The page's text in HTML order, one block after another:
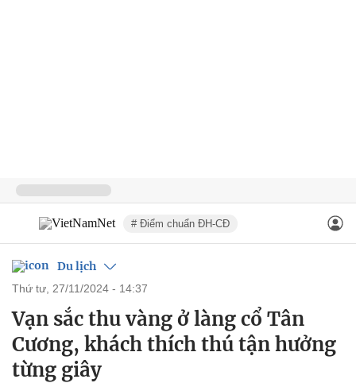
# Điểm chuẩn ĐH-CĐ
Du lịch
thứ tư, 27/11/2024 - 14:37
Vạn sắc thu vàng ở làng cổ Tân
Cương, khách thích thú tận hưởng
từng giây